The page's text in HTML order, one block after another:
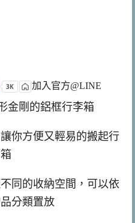
加入官方@LINE
金剛的鋁框行李箱
你方便又輕易的搬起行
同的收納空間，可以依
分類置放